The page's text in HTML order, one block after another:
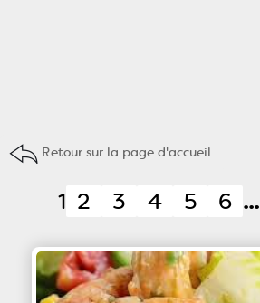
Retour sur la page d'accueil
1 2 3 4 5 6 ...